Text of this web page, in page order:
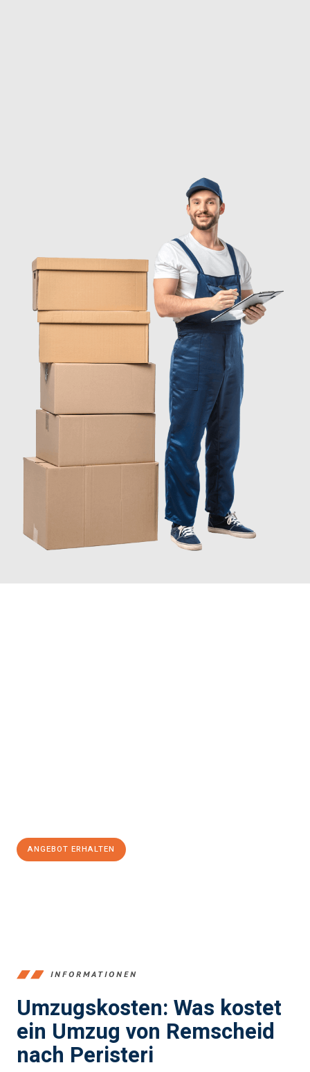
ANGEBOT ERHALTEN
INFORMATIONEN
Umzugskosten: Was kostet
ein Umzug von Remscheid
nach Peristeri